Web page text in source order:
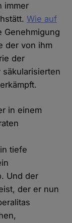
immer
Wie auf
Genehmigung
der von ihm
der
in einem
tiefe
Und der
der er nun